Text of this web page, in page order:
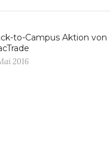
to-Campus Aktion von
2016